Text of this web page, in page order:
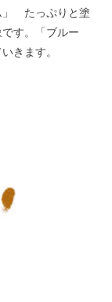
」 たっぷりと塗
す。「ブルー
きます。